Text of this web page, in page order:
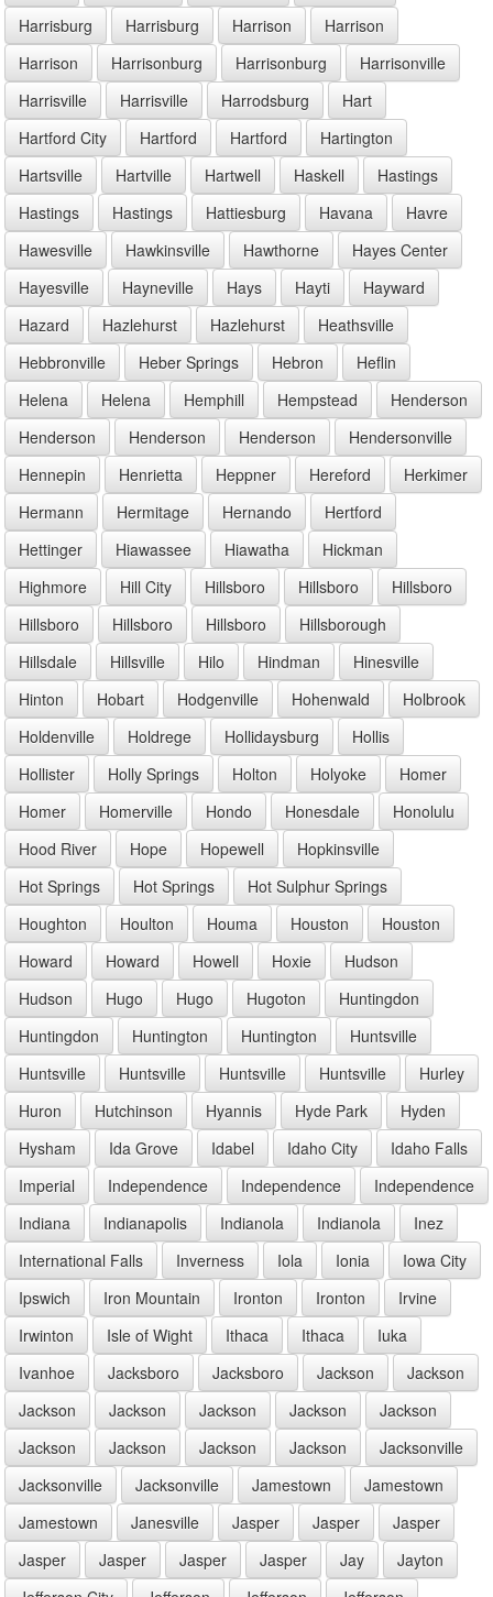
Harrisburg
Harrisburg Harrison
Harrison
Harrison
Harrisonburg Harrisonburg
Harrisonville
Harrisville
Harrisville Harrodsburg
Hart
Hartford City
Hartford Hartford
Hartington
Hartsville
Hartville Hartwell Haskell
Hastings
Hastings
Hastings Hattiesburg Havana
Havre
Hawesville
Hawkinsville Hawthorne
Hayes Center
Hayesville
Hayneville Hays Hayti
Hayward
Hazard
Hazlehurst Hazlehurst
Heathsville
Hebbronville
Heber Springs Hebron
Heflin
Helena
Helena Hemphill Hempstead
Henderson
Henderson
Henderson Henderson
Hendersonville
Hennepin
Henrietta Heppner Hereford
Herkimer
Hermann
Hermitage Hernando
Hertford
Hettinger
Hiawassee Hiawatha
Hickman
Highmore
Hill City Hillsboro Hillsboro
Hillsboro
Hillsboro
Hillsboro Hillsboro
Hillsborough
Hillsdale
Hillsville Hilo Hindman
Hinesville
Hinton
Hobart Hodgenville Hohenwald
Holbrook
Holdenville
Holdrege Hollidaysburg
Hollis
Hollister
Holly Springs Holton Holyoke
Homer
Homer
Homerville Hondo Honesdale
Honolulu
Hood River
Hope Hopewell
Hopkinsville
Hot Springs
Hot Springs
Hot Sulphur Springs
Houghton
Houlton Houma Houston
Houston
Howard
Howard Howell Hoxie
Hudson
Hudson
Hugo Hugo Hugoton
Huntingdon
Huntingdon
Huntington Huntington
Huntsville
Huntsville
Huntsville Huntsville Huntsville
Hurley
Huron
Hutchinson Hyannis Hyde Park
Hyden
Hysham
Ida Grove Idabel Idaho City
Idaho Falls
Imperial
Independence Independence
Independence
Indiana
Indianapolis Indianola Indianola
Inez
International Falls
Inverness Iola Ionia
Iowa City
Ipswich
Iron Mountain Ironton Ironton
Irvine
Irwinton
Isle of Wight Ithaca Ithaca
Iuka
Ivanhoe
Jacksboro Jacksboro Jackson
Jackson
Jackson
Jackson Jackson Jackson
Jackson
Jackson
Jackson Jackson Jackson
Jacksonville
Jacksonville
Jacksonville Jamestown
Jamestown
Jamestown
Janesville Jasper Jasper
Jasper
Jasper
Jasper Jasper Jasper Jay
Jayton